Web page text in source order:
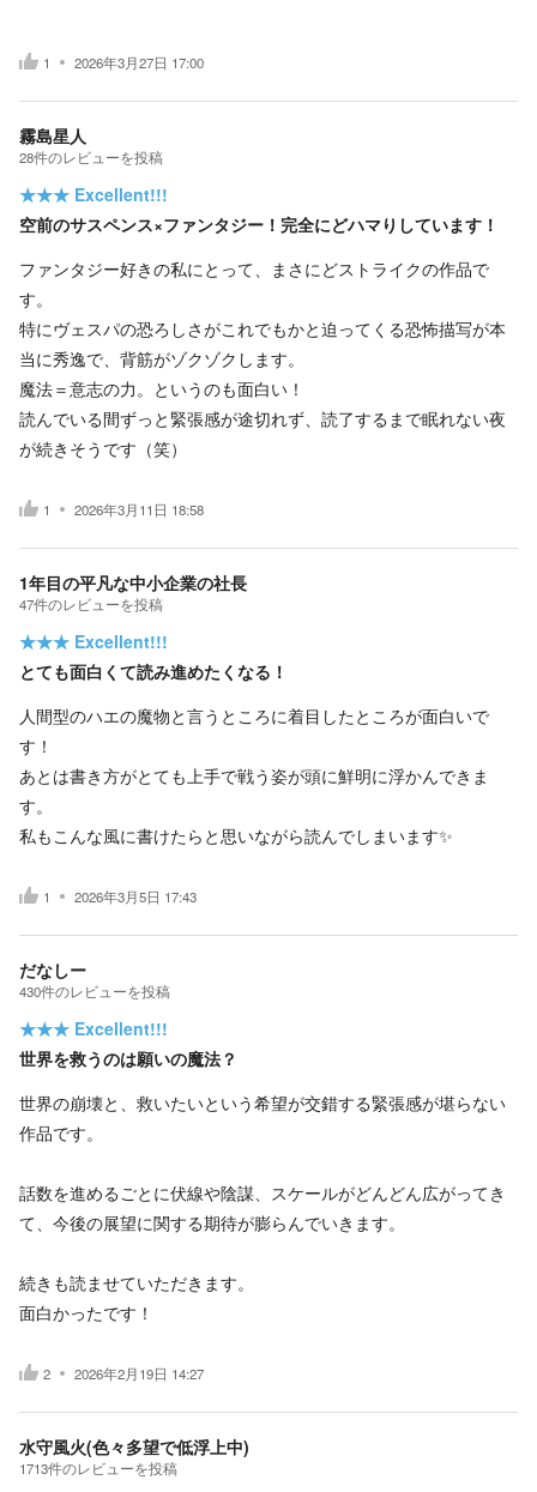
1 2026年3月27日 17:00
霧島星人
28件のレビューを投稿
★★★ Excellent!!!
空前のサスペンス×ファンタジー！完全にどハマりしています！
ファンタジー好きの私にとって、まさにどストライクの作品で
す。
特にヴェスパの恐ろしさがこれでもかと迫ってくる恐怖描写が本
当に秀逸で、背筋がゾクゾクします。
魔法＝意志の力。というのも面白い！
読んでいる間ずっと緊張感が途切れず、読了するまで眠れない夜
が続きそうです（笑）
1 2026年3月11日 18:58
1年目の平凡な中小企業の社長
47件のレビューを投稿
★★★ Excellent!!!
とても面白くて読み進めたくなる！
人間型のハエの魔物と言うところに着目したところが面白いで
す！
あとは書き方がとても上手で戦う姿が頭に鮮明に浮かんできま
す。
私もこんな風に書けたらと思いながら読んでしまいます✨
1 2026年3月5日 17:43
だなしー
430件のレビューを投稿
★★★ Excellent!!!
世界を救うのは願いの魔法？
世界の崩壊と、救いたいという希望が交錯する緊張感が堪らない
作品です。
話数を進めるごとに伏線や陰謀、スケールがどんどん広がってき
て、今後の展望に関する期待が膨らんでいきます。
続きも読ませていただきます。
面白かったです！
2 2026年2月19日 14:27
水守風火(色々多望で低浮上中)
1713件のレビューを投稿